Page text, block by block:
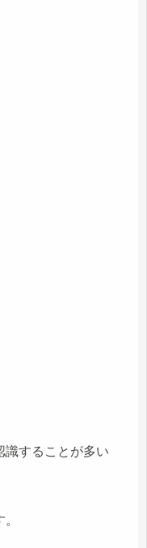
識することが多い